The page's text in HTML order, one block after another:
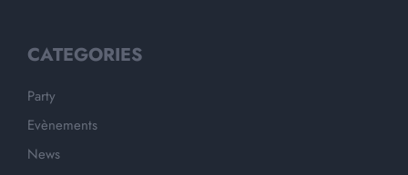
CATEGORIES
Party
Evènements
News